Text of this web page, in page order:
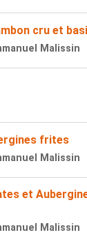
cru et
Malissin
frites
Malissin
et
Malissin